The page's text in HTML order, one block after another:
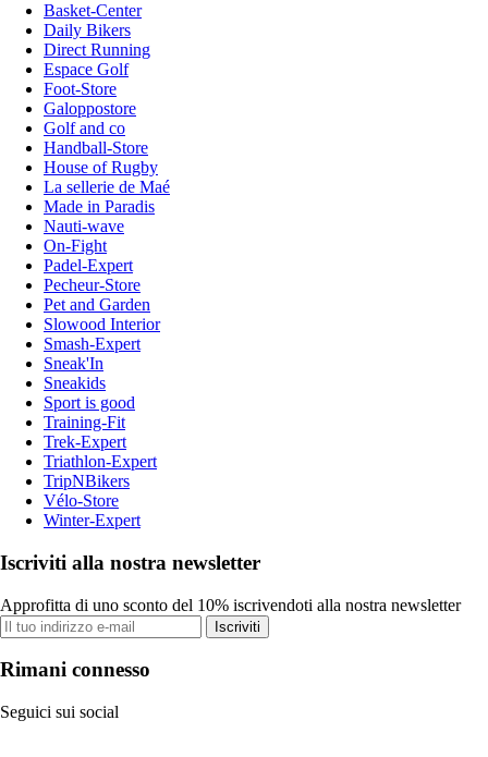
Basket-Center
Daily Bikers
Direct Running
Espace Golf
Foot-Store
Galoppostore
Golf and co
Handball-Store
House of Rugby
La sellerie de Maé
Made in Paradis
Nauti-wave
On-Fight
Padel-Expert
Pecheur-Store
Pet and Garden
Slowood Interior
Smash-Expert
Sneak'In
Sneakids
Sport is good
Training-Fit
Trek-Expert
Triathlon-Expert
TripNBikers
Vélo-Store
Winter-Expert
Iscriviti alla nostra newsletter
Approfitta di uno sconto del 10% iscrivendoti alla nostra newsletter
Iscriviti
Rimani connesso
Seguici sui social